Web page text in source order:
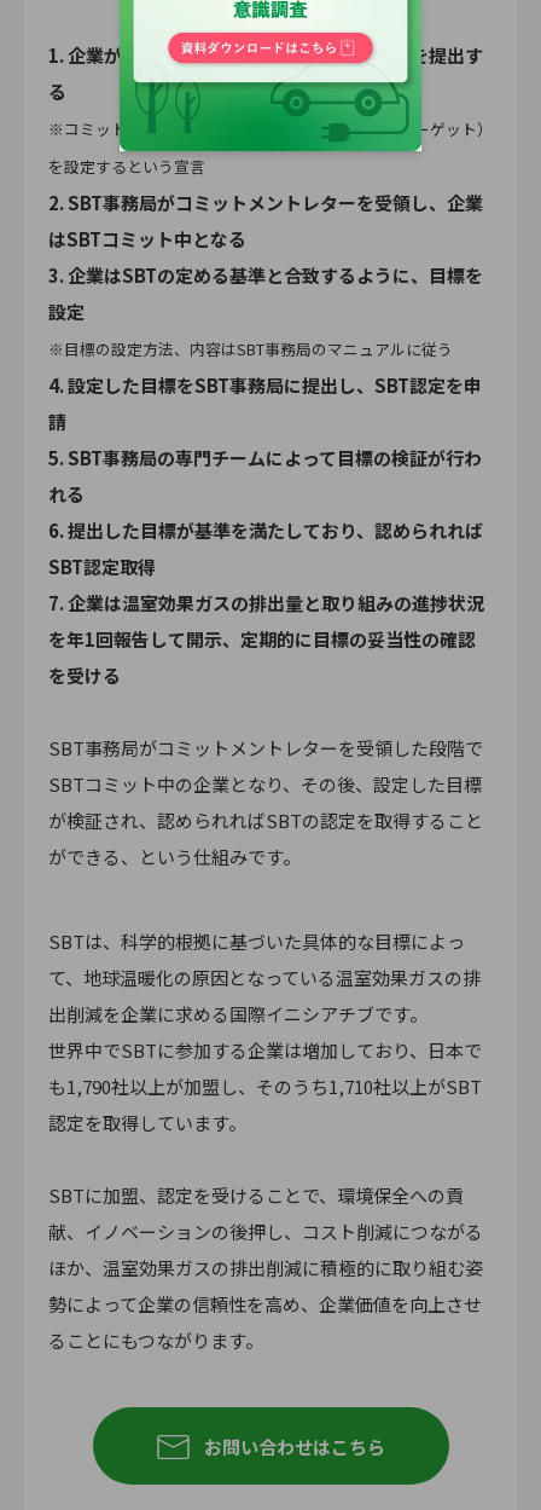
1. 企業がSBT事務局にコミットメントレターを提出す
る
※コミットメントレターは2年以内にSBTの目標（ターゲット）
を設定するという宣言
2. SBT事務局がコミットメントレターを受領し、企業
はSBTコミット中となる
3. 企業はSBTの定める基準と合致するように、目標を
設定
※目標の設定方法、内容はSBT事務局のマニュアルに従う
4. 設定した目標をSBT事務局に提出し、SBT認定を申
請
5. SBT事務局の専門チームによって目標の検証が行わ
れる
6. 提出した目標が基準を満たしており、認められれば
SBT認定取得
7. 企業は温室効果ガスの排出量と取り組みの進捗状況
を年1回報告して開示、定期的に目標の妥当性の確認
を受ける
SBT事務局がコミットメントレターを受領した段階で
SBTコミット中の企業となり、その後、設定した目標
が検証され、認められればSBTの認定を取得すること
ができる、という仕組みです。
SBTは、科学的根拠に基づいた具体的な目標によっ
て、地球温暖化の原因となっている温室効果ガスの排
出削減を企業に求める国際イニシアチブです。
世界中でSBTに参加する企業は増加しており、日本で
も1,790社以上が加盟し、そのうち1,710社以上がSBT
認定を取得しています。
SBTに加盟、認定を受けることで、環境保全への貢
献、イノベーションの後押し、コスト削減につながる
ほか、温室効果ガスの排出削減に積極的に取り組む姿
勢によって企業の信頼性を高め、企業価値を向上させ
ることにもつながります。
お問い合わせはこちら